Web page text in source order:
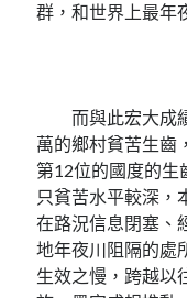
群，和世界上最年
而與此宏大成
萬的鄉村貧苦生齒
第12位的國度的生
只貧苦水平較深，
在路況信息閉塞、
地年夜川阻隔的處
生效之慢，跨越以